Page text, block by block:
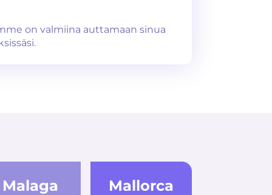
on valmiina auttamaan sinua
Malaga Mallorca